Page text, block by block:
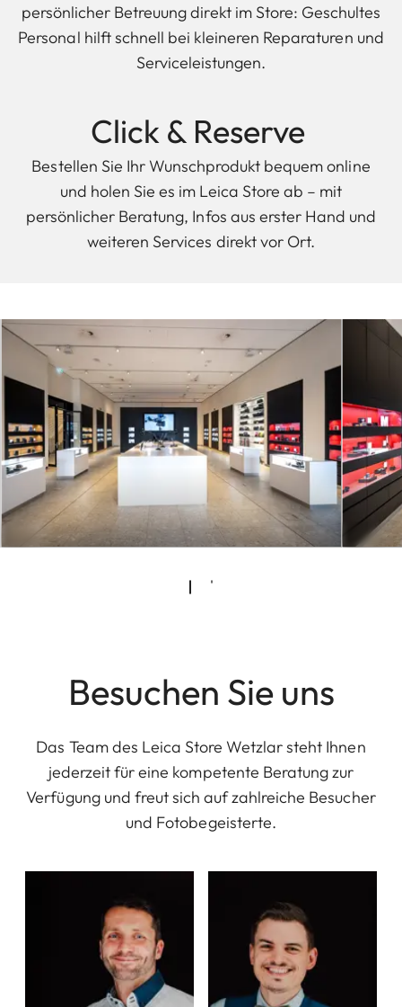
persönlicher Betreuung direkt im Store: Geschultes
Personal hilft schnell bei kleineren Reparaturen und
Serviceleistungen.
Click & Reserve
Bestellen Sie Ihr Wunschprodukt bequem online
und holen Sie es im Leica Store ab – mit
persönlicher Beratung, Infos aus erster Hand und
weiteren Services direkt vor Ort.
Besuchen Sie uns
Das Team des Leica Store Wetzlar steht Ihnen
jederzeit für eine kompetente Beratung zur
Verfügung und freut sich auf zahlreiche Besucher
und Fotobegeisterte.